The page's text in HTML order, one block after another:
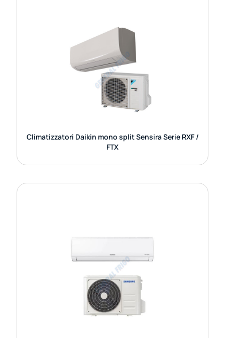
Climatizzatori Daikin mono split Sensira Serie RXF /
FTX
CLIMATIZZATORI DAIKIN MONO SPLIT
SENSIRA SERIE RXF / FTX
I climatizzatori Daikin mono split della serie Sensira
RXF / FTX rappresentano una soluzione ideale per
chi cerca comfort, efficienza e design
CLIMATIZZATORE SAMSUNG AR35
Il climatizzatore Samsung AR35 Serie F-AR0 è una
soluzione semplice ed efficace per chi cerca
comfort e affidabilità in casa o in